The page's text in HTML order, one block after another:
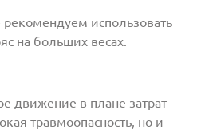
использовать
на больших весах.
движение в плане затрат
травмоопасность, но и